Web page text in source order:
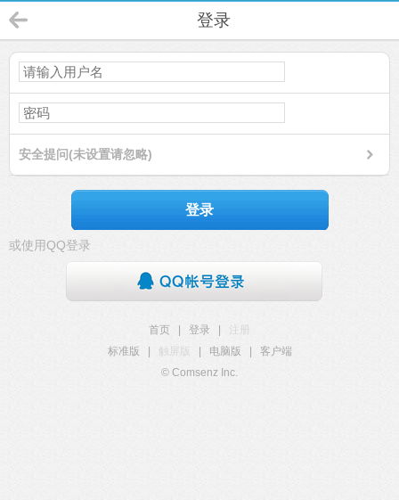
登录
安全提问(未设置请忽略)
登录
或使用QQ登录
首页 登录
注册
标准版
触屏版 电脑版
客户端
© Comsenz Inc.